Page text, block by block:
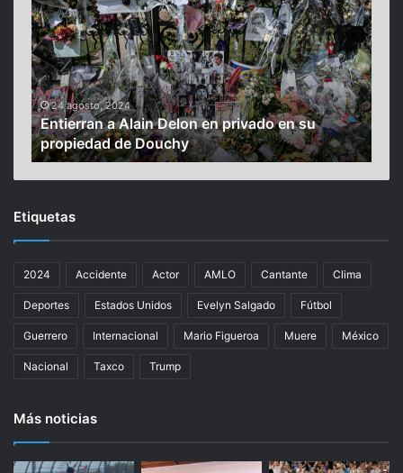
en su
g
e
n
a
B
i
d
e
n
a
a
v
i
l
a
28 mayo, 2024
Urgen a Biden a frenar violencia de la
Fronteriza, a 100 años de su creación
Etiquetas
2024 Accidente Actor AMLO Cantante Clima
Deportes Estados Unidos Evelyn Salgado Fútbol
Guerrero Internacional Mario Figueroa Muere México
Nacional Taxco Trump
Más noticias